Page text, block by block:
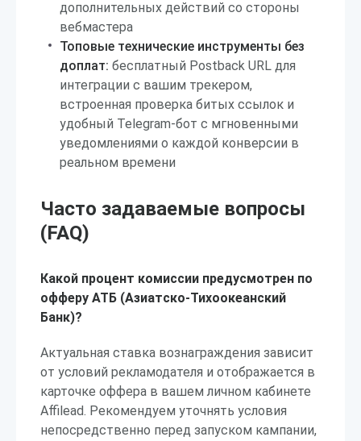
дополнительных действий со стороны
вебмастера
Топовые технические инструменты без
доплат: бесплатный Postback URL для
интеграции с вашим трекером,
встроенная проверка битых ссылок и
удобный Telegram-бот с мгновенными
уведомлениями о каждой конверсии в
реальном времени
Часто задаваемые вопросы
(FAQ)
Какой процент комиссии предусмотрен по
офферу АТБ (Азиатско-Тихоокеанский
Банк)?
Актуальная ставка вознаграждения зависит
от условий рекламодателя и отображается в
карточке оффера в вашем личном кабинете
Affilead. Рекомендуем уточнять условия
непосредственно перед запуском кампании,